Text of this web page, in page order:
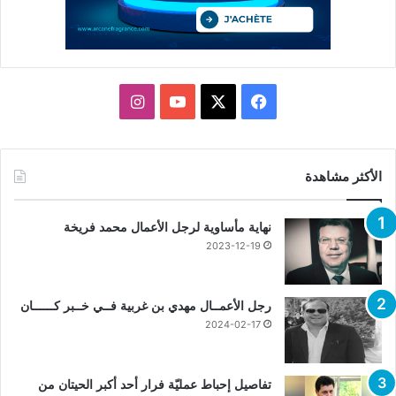
فيسبوك يوتيوبانستقرام
الأكثر مشاهدة
نهاية مأساوية لرجل الأعمال محمد فريخة
2023-12-19
رجل الأعمــال مهدي بن غربية فــي خــبر كــــــان
2024-02-17
تفاصيل إحباط عمليّة فرار أحد أكبر الحيتان من